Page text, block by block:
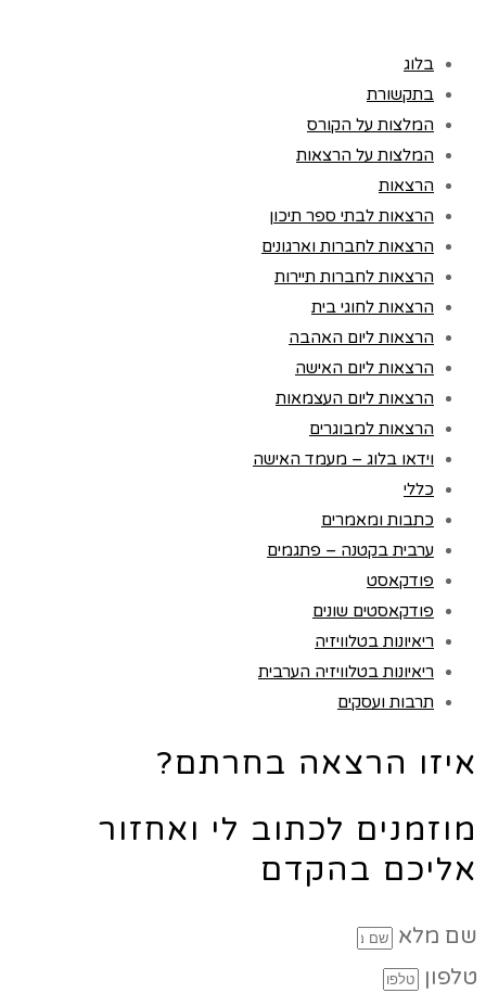
בלוג
בתקשורת
המלצות על הקורס
המלצות על הרצאות
הרצאות
הרצאות לבתי ספר תיכון
הרצאות לחברות וארגונים
הרצאות לחברות תיירות
הרצאות לחוגי בית
הרצאות ליום האהבה
הרצאות ליום האישה
הרצאות ליום העצמאות
הרצאות למבוגרים
וידאו בלוג – מעמד האישה
כללי
כתבות ומאמרים
ערבית בקטנה – פתגמים
פודקאסט
פודקאסטים שונים
ריאיונות בטלוויזיה
ריאיונות בטלוויזיה הערבית
תרבות ועסקים
איזו הרצאה בחרתם?
מוזמנים לכתוב לי ואחזור
אליכם בהקדם
שם מלא
טלפון